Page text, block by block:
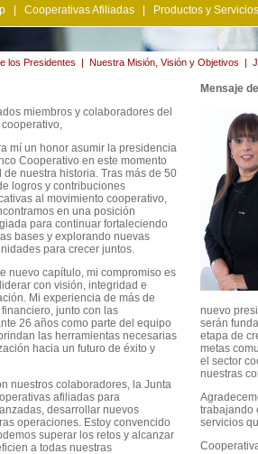
Cooperativas Afiliadas Productos y Servicios
los Presidentes | Nuestra Misión, Visión y Objetivos |
miembros y colaboradores del
mí un honor asumir la presidencia
Cooperativo en este momento
de nuestra historia. Tras más de 50
logros y contribuciones
al movimiento cooperativo,
en una posición
para continuar fortaleciendo
bases y explorando nuevas
para crecer juntos.
nuevo capítulo, mi compromiso es
con visión, integridad e
Mi experiencia de más de
junto con las
26 años como parte del equipo
las herramientas necesarias
hacia un futuro de éxito y
nuestros colaboradores, la Junta
afiliadas para
desarrollar nuevos
operaciones. Estoy convencido
superar los retos y alcanzar
a todas nuestras
Mensaje
nuevo
serán
etapa de
metas
el sector
nuestras
trabajando
servicios